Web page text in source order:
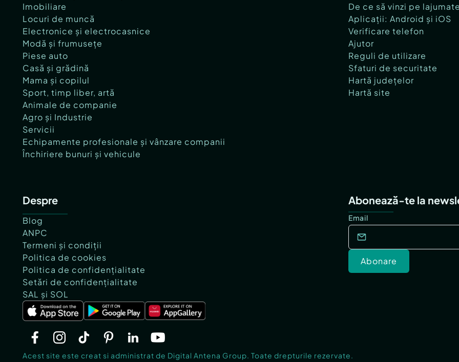
Imobiliare
Locuri de muncă
Electronice și electrocasnice
Modă și frumusețe
Piese auto
Casă și grădină
Mama și copilul
Sport, timp liber, artă
Animale de companie
Agro și Industrie
Servicii
Echipamente profesionale și vânzare companii
Închiriere bunuri și vehicule
De ce să vinzi pe
Aplicații: Android și iOS
Verificare telefon
Ajutor
Reguli de utilizare
Sfaturi de securitate
Hartă județelor
Hartă site
Despre
Blog
ANPC
Termeni și condiții
Politica de cookies
Politica de confidențialitate
Setări de confidențialitate
SAL și SOL
Abonează-te la
Email
Abonare
Acest site este creat si administrat de Digital Antena Group. Toate drepturile rezervate.